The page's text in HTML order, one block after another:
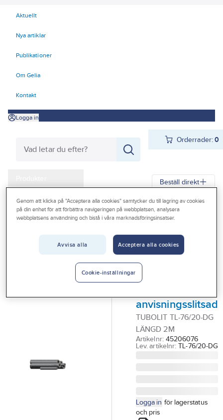
Aktuellt
Nya artiklar
Publikationer
Om Gelia
Kontakt
Logga in
Orderrader:0
Outlet
Beställ direkt
Gelia Produkter Teknisk isolering Cellgummi Tubolit DG
ARMACELL
Rörisolering
Tubolit DG,
anvisningsslitsad
TUBOLIT TL-76/20-DG
LÄNGD 2M
Artikelnr: 45206076
Lev. artikelnr: TL-76/20-DG
Logga in för lagerstatus
och pris
Genom att klicka på "Acceptera alla cookies" samtycker du till lagring av cookies
på din enhet för att förbättra navigeringen på webbplatsen, analysera
webbplatsens användning och bistå i våra marknadsföringsinsatser.
Avvisa alla Acceptera alla cookies
Cookie-inställningar